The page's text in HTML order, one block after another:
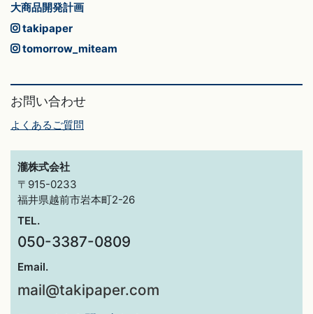
大商品開発計画
takipaper
tomorrow_miteam
お問い合わせ
よくあるご質問
瀧株式会社
〒915-0233
福井県越前市岩本町2-26
TEL.
050-3387-0809
Email.
mail@takipaper.com